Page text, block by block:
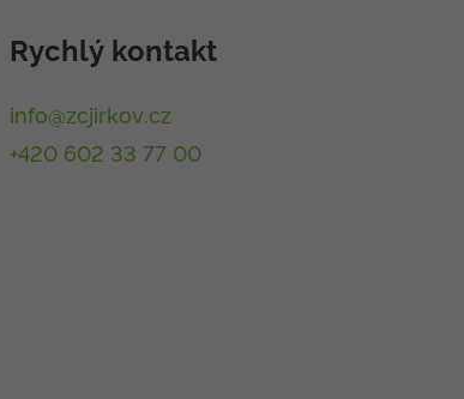
Rychlý kontakt
info@zcjirkov.cz
+420 602 33 77 00